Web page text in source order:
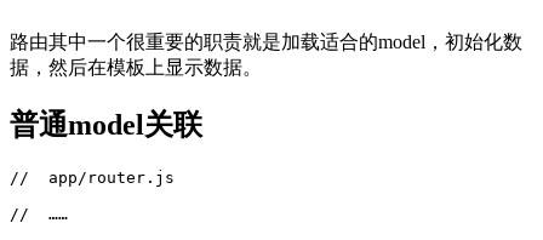
路由其中一个很重要的职责就是加载适合的model，初始化数
据，然后在模板上显示数据。
普通model关联
//  app/router.js
//  ……